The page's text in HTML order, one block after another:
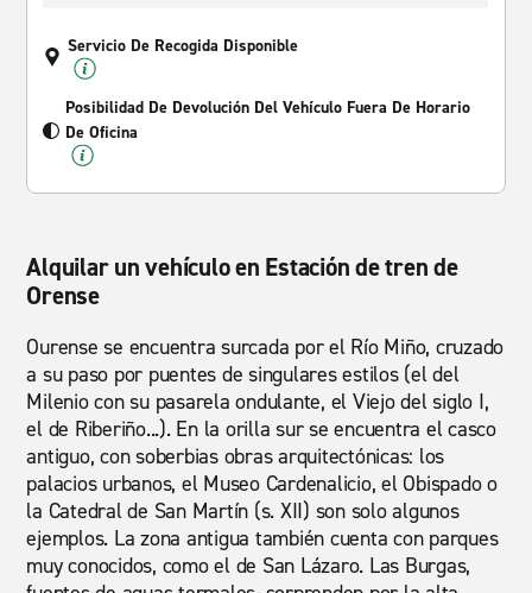
Servicio De Recogida Disponible
Posibilidad De Devolución Del Vehículo Fuera De Horario
De Oficina
Alquilar un vehículo en Estación de tren de
Orense
Ourense se encuentra surcada por el Río Miño, cruzado
a su paso por puentes de singulares estilos (el del
Milenio con su pasarela ondulante, el Viejo del siglo I,
el de Riberiño...). En la orilla sur se encuentra el casco
antiguo, con soberbias obras arquitectónicas: los
palacios urbanos, el Museo Cardenalicio, el Obispado o
la Catedral de San Martín (s. XII) son solo algunos
ejemplos. La zona antigua también cuenta con parques
muy conocidos, como el de San Lázaro. Las Burgas,